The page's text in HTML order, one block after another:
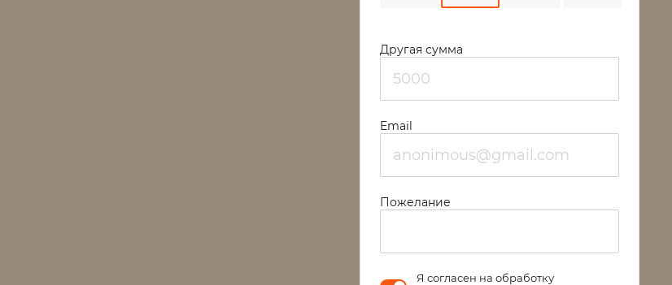
Другая сумма
Email
Пожелание
Я согласен на обработку